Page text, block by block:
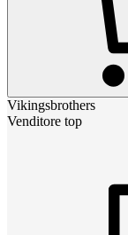
Vikingsbrothers
Venditore top